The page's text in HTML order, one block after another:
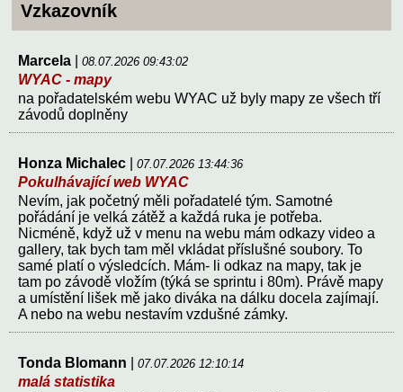
Vzkazovník
Marcela 08.07.2026 09:43:02
WYAC - mapy
na pořadatelském webu WYAC už byly mapy ze všech tří
závodů doplněny
Honza Michalec 07.07.2026 13:44:36
Pokulhávající web WYAC
Nevím, jak početný měli pořadatelé tým. Samotné
pořádání je velká zátěž a každá ruka je potřeba.
Nicméně, když už v menu na webu mám odkazy video a
gallery, tak bych tam měl vkládat příslušné soubory. To
samé platí o výsledcích. Mám- li odkaz na mapy, tak je
tam po závodě vložím (týká se sprintu i 80m). Právě mapy
a umístění lišek mě jako diváka na dálku docela zajímají.
A nebo na webu nestavím vzdušné zámky.
Tonda Blomann 07.07.2026 12:10:14
malá statistika